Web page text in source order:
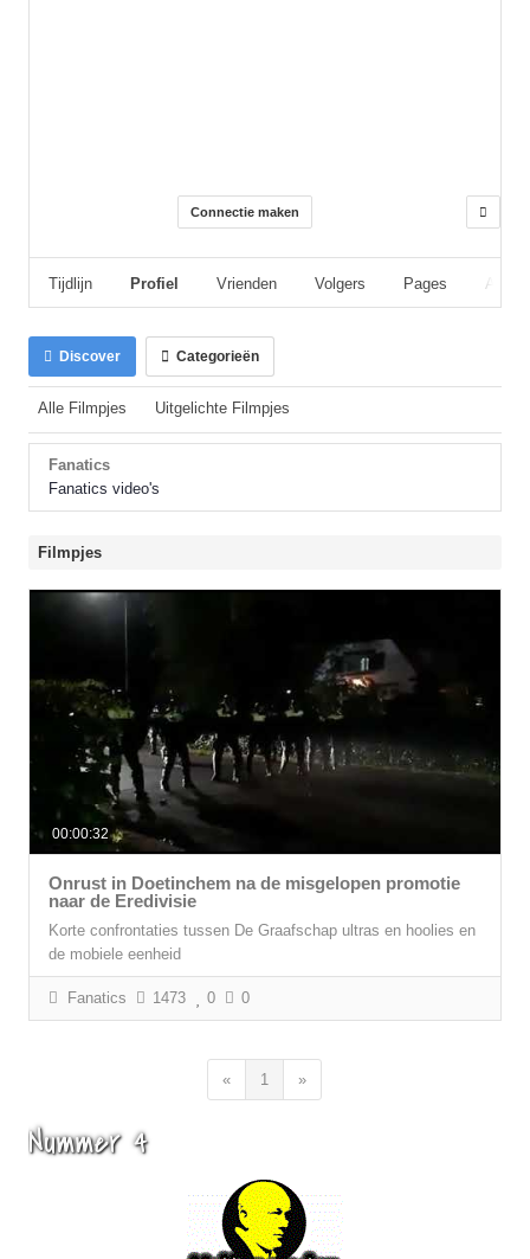
Connectie maken
Tijdlijn Profiel Vrienden Volgers Pages
Discover Categorieën
Alle Filmpjes Uitgelichte Filmpjes
Fanatics
Fanatics video's
Filmpjes
00:00:32
Onrust in Doetinchem na de misgelopen promotie
naar de Eredivisie
Korte confrontaties tussen De Graafschap ultras en hoolies en
de mobiele eenheid
Fanatics 1473 0 0
« 1 »
Nummer 4